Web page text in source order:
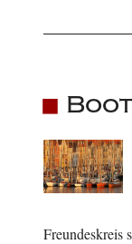
Freundeskreis